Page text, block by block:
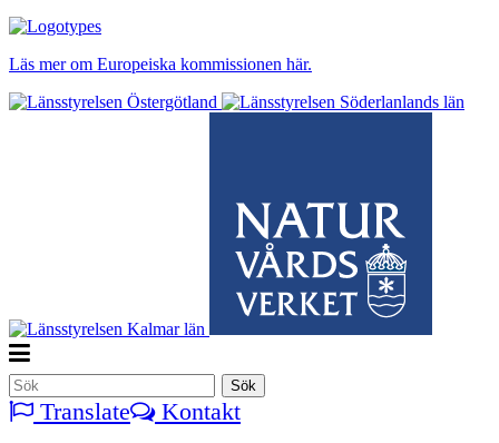
Läs mer om Europeiska kommissionen här.
Translate Kontakt